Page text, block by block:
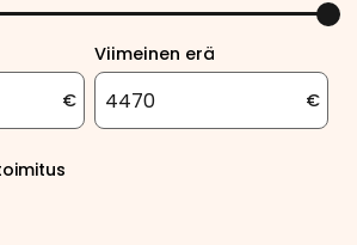
€
Viimeinen erä
€